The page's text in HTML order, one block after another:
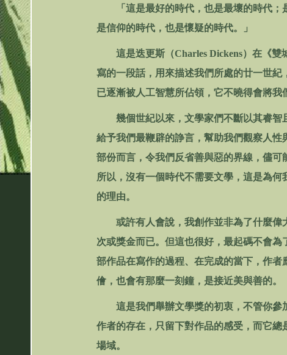
「這是最好的時代，也是最壞的時代；
是信仰的時代，也是懷疑的時代。」
這是迭更斯（Charles Dickens）在《雙
寫的一段話，用來描述我們所處的廿一世紀
已逐漸被人工智慧所佔領，它不曉得會將我
幾個世紀以來，文學家們不斷以其睿智
給予我們最鞭辟的諍言，幫助我們觀察人
部份而言，令我們反省善與惡的界線，儘可
所以，沒有一個時代不需要文學，這是為
的理由。
或許有人會說，我創作並非為了什麼偉
次或獎金而已。但這也很好，最起碼不會
部作品在寫作的過程、在完成的當下，作
儈，也會有那麼一刻鐘，是接近美與善的。
這是我們舉辦文學獎的初衷，不管你參
作者的存在，只留下對作品的感受，而它
場域。